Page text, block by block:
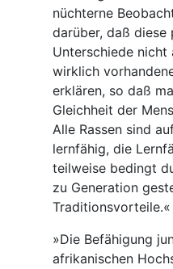
nüchterne
darüber, daß diese
Unterschiede nicht
wirklich
erklären, so daß
Gleichheit der
Alle Rassen sind
lernfähig, die
teilweise bedingt
zu Generation
Traditionsvorteile.«
»Die Befähigung
afrikanischen